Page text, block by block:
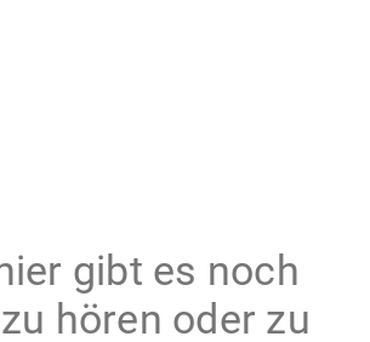
gibt es noch
hören oder zu